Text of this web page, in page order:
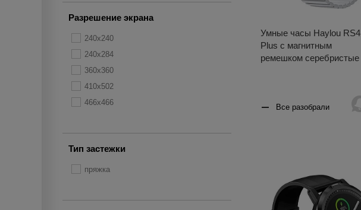
темно-синий
черный
Разрешение экрана
240x240
240x284
360x360
410x502
466x466
Тип застежки
пряжка
Умные часы Haylou RS4
Plus с магнитным
ремешком серебристые
Все разобрали